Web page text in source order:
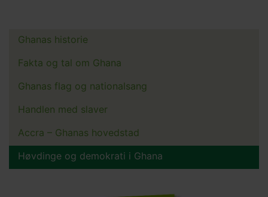
Main
menu
Ghanas historie
Fakta og tal om Ghana
Ghanas flag og nationalsang
Handlen med slaver
Accra – Ghanas hovedstad
Høvdinge og demokrati i Ghana